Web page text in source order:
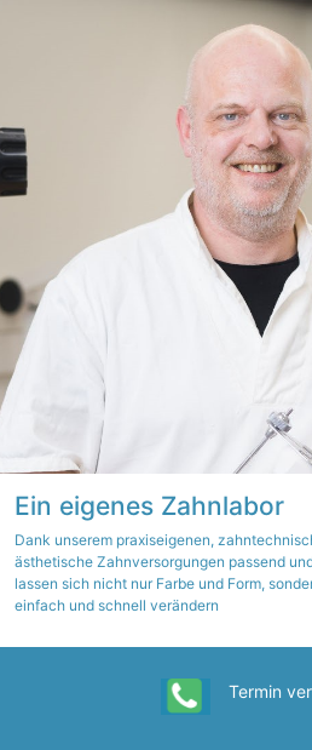
Ein eigenes Zahnlabor
Dank unserem praxiseigenen,
ästhetische Zahnversorgungen passend
lassen sich nicht nur Farbe und Form,
einfach und schnell verändern
Termin